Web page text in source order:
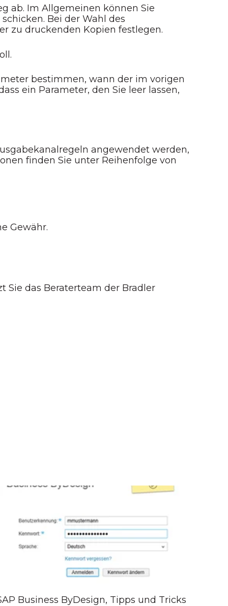
ab. Im Allgemeinen können Sie
Bei der Wahl des
zu druckenden Kopien festlegen.
bestimmen, wann der im vorigen
ein Parameter, den Sie leer lassen,
angewendet werden,
finden Sie unter Reihenfolge von
Gewähr.
Sie das Beraterteam der Bradler
Business ByDesign, Tipps und Tricks